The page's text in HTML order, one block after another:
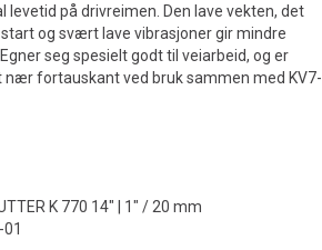
på drivreimen. Den lave vekten, det
og svært lave vibrasjoner gir mindre
seg spesielt godt til veiarbeid, og er
fortauskant ved bruk sammen med KV7-
K 770 14" | 1" / 20 mm